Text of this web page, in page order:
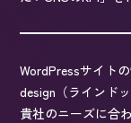
WordPressサイト
design（ラインド
貴社のニーズに合